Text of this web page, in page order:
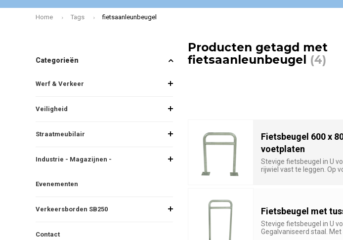
Home Tags fietsaanleunbeugel
Categorieën
Werf & Verkeer
Veiligheid
Straatmeubilair
Industrie - Magazijnen -
Evenementen
Verkeersborden SB250
Contact
Producten getagd met
fietsaanleunbeugel (4)
Fietsbeugel 600 x
voetplaten
Stevige fietsbeugel in U
rijwiel vast te leggen. Op
Fietsbeugel met
Stevige fietsbeugel in U
Gegalvaniseerd staal.